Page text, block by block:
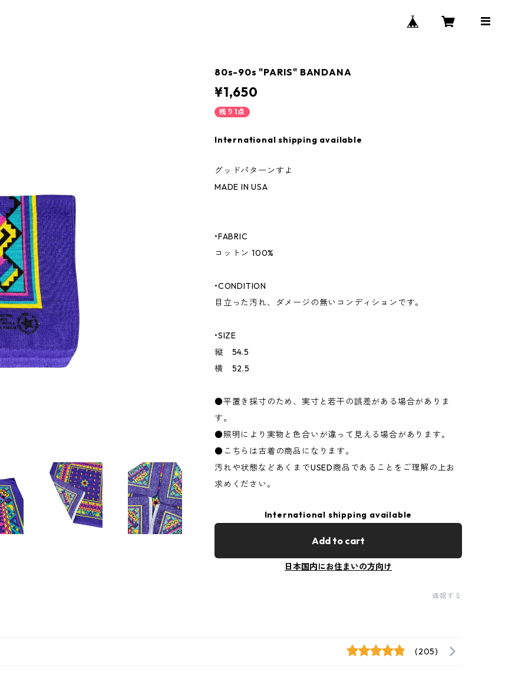
80s-90s "PARIS" BANDANA
¥1,650
残り1点
International shipping available
グッドパターンすよ
MADE IN USA
•FABRIC
コットン 100%
•CONDITION
目立った汚れ、ダメージの無いコンディションです。
•SIZE
縦 54.5
横 52.5
●平置き採寸のため、実寸と若干の誤差がある場合がありま
す。
●照明により実物と色合いが違って見える場合があります。
●こちらは古着の商品になります。
汚れや状態などあくまでUSED商品であることをご理解の上お
求めください。
International shipping available
Add to cart
日本国内にお住まいの方向け
通報する
(205)